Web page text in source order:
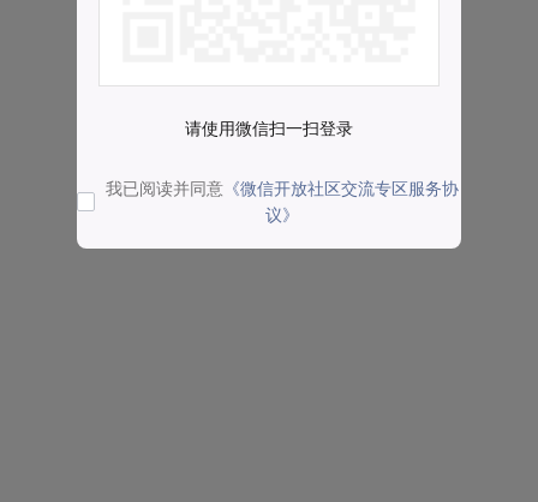
请使用微信扫一扫登录
我已阅读并同意 《微信开放社区交流专区服务协
议》